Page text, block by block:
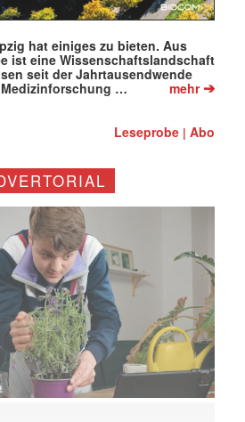
hat einiges zu bieten. Aus
ist eine Wissenschaftslandschaft
seit der Jahrtausendwende
…
mehr➔
Leseprobe |Abo